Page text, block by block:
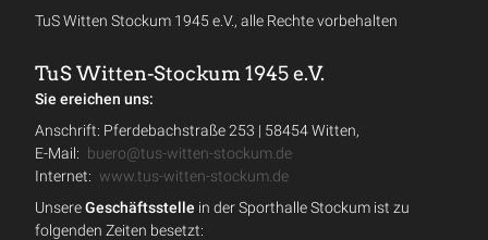
TuS Witten Stockum 1945 e.V., alle Rechte vorbehalten
TuS Witten-Stockum 1945 e.V.
Sie ereichen uns:
Anschrift: Pferdebachstraße 253 | 58454 Witten,
E-Mail: buero@tus-witten-stockum.de
Internet: www.tus-witten-stockum.de
UnsereGeschäftsstelle in der Sporthalle Stockum ist zu
folgenden Zeiten besetzt: